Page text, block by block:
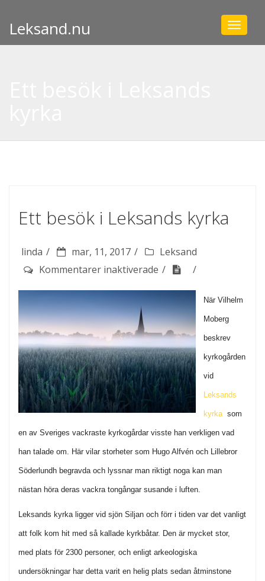
Leksand.nu
Toggle
Ett besök i Leksands kyrka
linda mar, 11, 2017
Leksand
Kommentarer inaktiverade för
besök
i
Leksands
kyrka
När Vilhelm
Moberg
beskrev
kyrkogården
vid
Leksands
kyrkasom
en av Sveriges vackraste kyrkogårdar visste han verkligen vad
han talade om. Här vilar storheter som Hugo Alfvén och Lillebror
Söderlundh begravda och lyssnar man riktigt noga kan man
nästan höra deras vackra tongångar susande i luften.
Leksands kyrka ligger vid sjön Siljan och förr i tiden var det vanligt
att folk kom hit med så kallade kyrkbåtar. Den är mycket stor,
med plats för 2300 personer, och enligt arkeologiska
undersökningar har detta varit en helig plats sedan åtminstone